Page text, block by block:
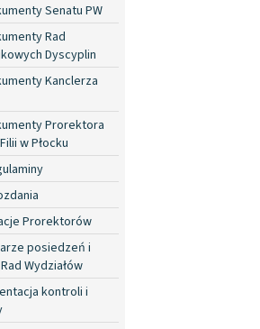
Senatu PW
Rad
Dyscyplin
Kanclerza
Prorektora
w Płocku
Prorektorów
posiedzeń i
Wydziałów
kontroli i